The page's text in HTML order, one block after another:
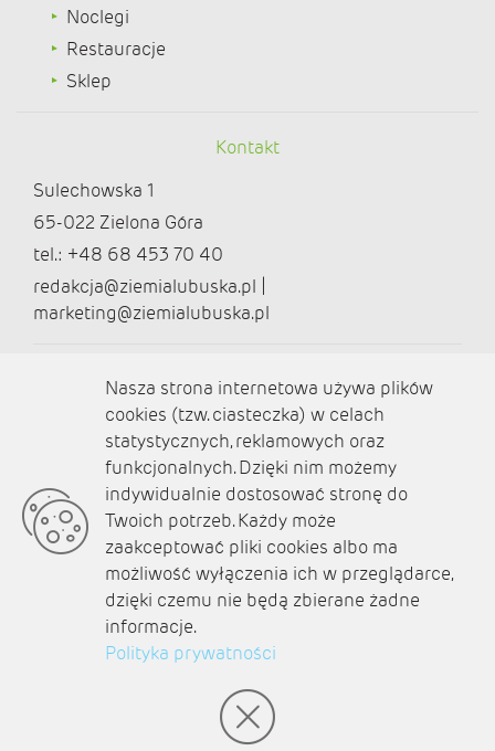
Noclegi
Restauracje
Sklep
Kontakt
Sulechowska 1
65-022 Zielona Góra
tel.: +48 68 453 70 40
redakcja@ziemialubuska.pl |
marketing@ziemialubuska.pl
Media społecznościowe
O nas
Kontakt
Polityka prywatności
Aktualności
Zaplanuj podróż
© amb software 2004-2021
Nasza strona internetowa używa plików
cookies (tzw. ciasteczka) w celach
statystycznych, reklamowych oraz
funkcjonalnych. Dzięki nim możemy
indywidualnie dostosować stronę do
Twoich potrzeb. Każdy może
zaakceptować pliki cookies albo ma
możliwość wyłączenia ich w przeglądarce,
dzięki czemu nie będą zbierane żadne
informacje.
Polityka prywatności